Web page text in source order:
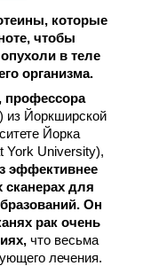
которые
чтобы
в теле
организма.
профессора
из Йоркширской
Йорка
York University),
эффективнее
сканерах для
Он
рак очень
что весьма
лечения.